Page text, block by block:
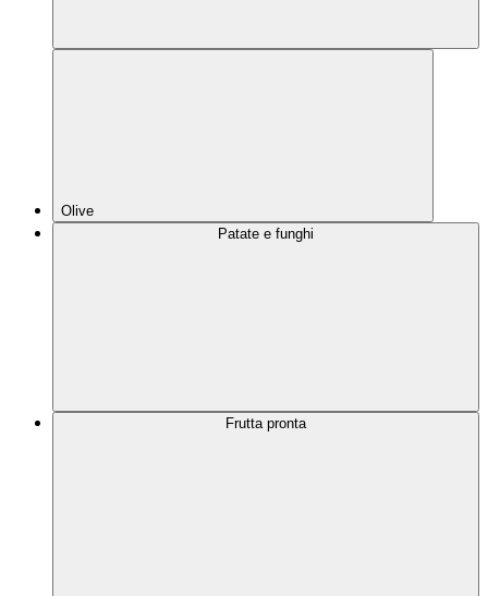
Olive
Patate e funghi
Frutta pronta